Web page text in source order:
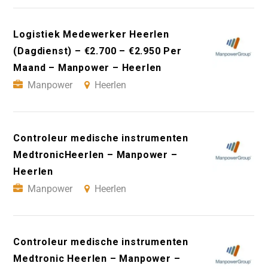
Logistiek Medewerker Heerlen
(Dagdienst) – €2.700 – €2.950 Per
Maand – Manpower – Heerlen
Manpower
Heerlen
Controleur medische instrumenten
MedtronicHeerlen – Manpower –
Heerlen
Manpower
Heerlen
Controleur medische instrumenten
Medtronic Heerlen – Manpower –